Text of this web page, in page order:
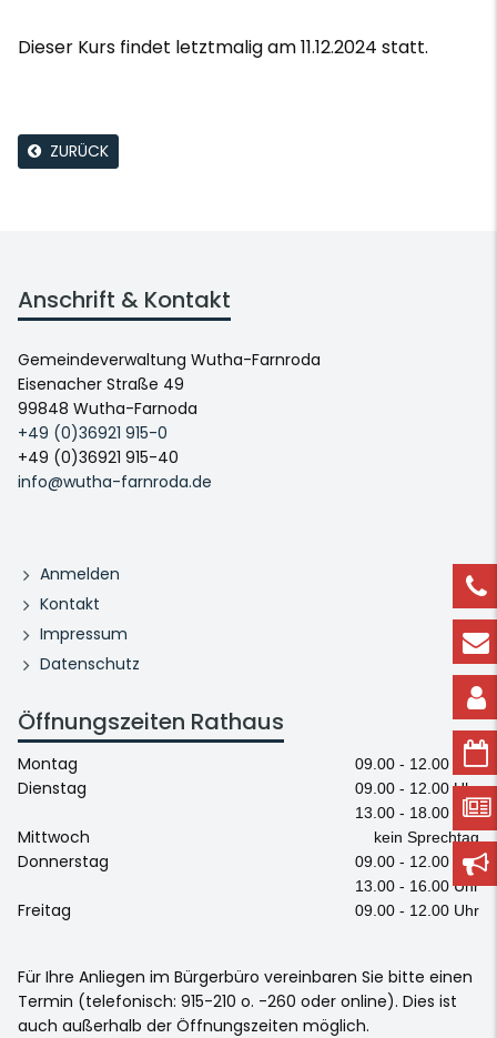
Dieser Kurs findet letztmalig am 11.12.2024 statt.
ZURÜCK
Anschrift & Kontakt
Gemeindeverwaltung Wutha-Farnroda
Eisenacher Straße 49
99848 Wutha-Farnoda
+49 (0)36921 915-0
+49 (0)36921 915-40
info@wutha-farnroda.de
Anmelden
Kontakt
Impressum
Datenschutz
Öffnungszeiten Rathaus
Montag 09.00 - 12.00 Uhr
Dienstag
09.00 - 12.00 Uhr
13.00 - 18.00 Uhr
Mittwoch kein Sprechtag
Donnerstag
09.00 - 12.00 Uhr
13.00 - 16.00 Uhr
Freitag 09.00 - 12.00 Uhr
Für Ihre Anliegen im Bürgerbüro vereinbaren Sie bitte einen
Termin (telefonisch: 915-210 o. -260 oder online). Dies ist
auch außerhalb der Öffnungszeiten möglich.